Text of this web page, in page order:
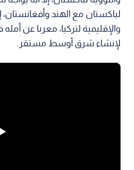
لباكستان مع الهند وأفغانستان،
والإقليمية لتركيا، معربا عن
لإنشاء شرق أوسط مستقر.